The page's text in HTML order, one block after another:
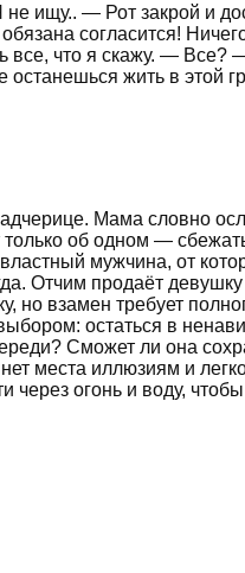
ищу.. — Рот закрой и
согласится!
все, что я скажу. —
жить в этой
Мама словно
об одном —
мужчина, от
Отчим продаёт
но взамен требует
остаться в
Сможет ли она
места иллюзиям и
огонь и воду,